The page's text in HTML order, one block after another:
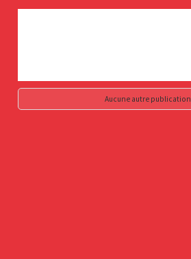
Aucune autre publication